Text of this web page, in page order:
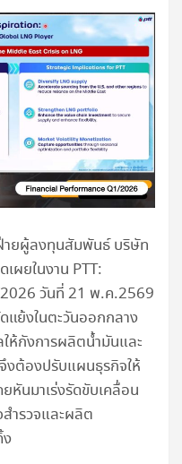
ายผู้ลงทุนสัมพันธ์ บริษัท
ผยในงาน PTT:
วันที่ 21 พ.ค.2569
แย้งในตะวันออกกลาง
ห้กังการผลิตน้ำมันและ
งต้องปรับแผนธุรกิจให้
หันมาเร่งรัดขับเคลื่อน
ำรวจและผลิต
ง